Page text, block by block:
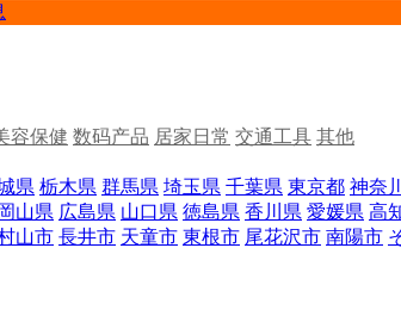
容保健 数码产品 居家日常 交通工具 其他
県 栃木県 群馬県 埼玉県 千葉県 東京都 神奈
岡山県 広島県 山口県 徳島県 香川県 愛媛県 高
山市 長井市 天童市 東根市 尾花沢市 南陽市